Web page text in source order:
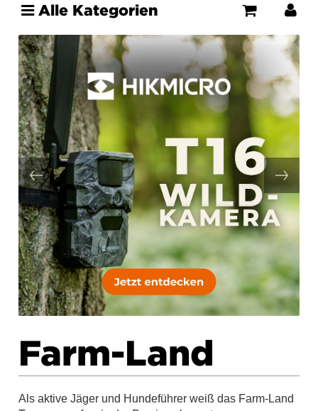
Alle Kategorien
Farm-Land
Als aktive Jäger und Hundeführer weiß das Farm-Land